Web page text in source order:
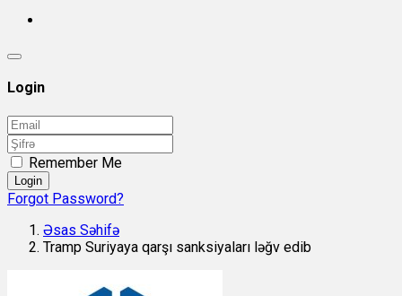
Login
Remember Me
Login
Forgot Password?
Əsas Səhifə
Tramp Suriyaya qarşı sanksiyaları ləğv edib